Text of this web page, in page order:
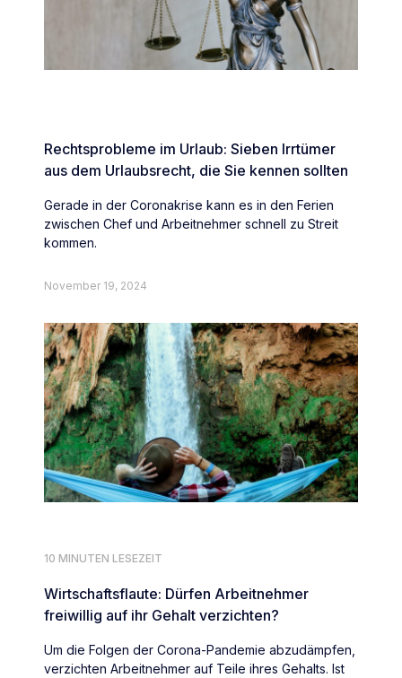
Rechtsprobleme im Urlaub: Sieben Irrtümer
aus dem Urlaubsrecht, die Sie kennen sollten
Gerade in der Coronakrise kann es in den Ferien
zwischen Chef und Arbeitnehmer schnell zu Streit
kommen.
November 19, 2024
10 MINUTEN LESEZEIT
Wirtschaftsflaute: Dürfen Arbeitnehmer
freiwillig auf ihr Gehalt verzichten?
Um die Folgen der Corona-Pandemie abzudämpfen,
verzichten Arbeitnehmer auf Teile ihres Gehalts. Ist